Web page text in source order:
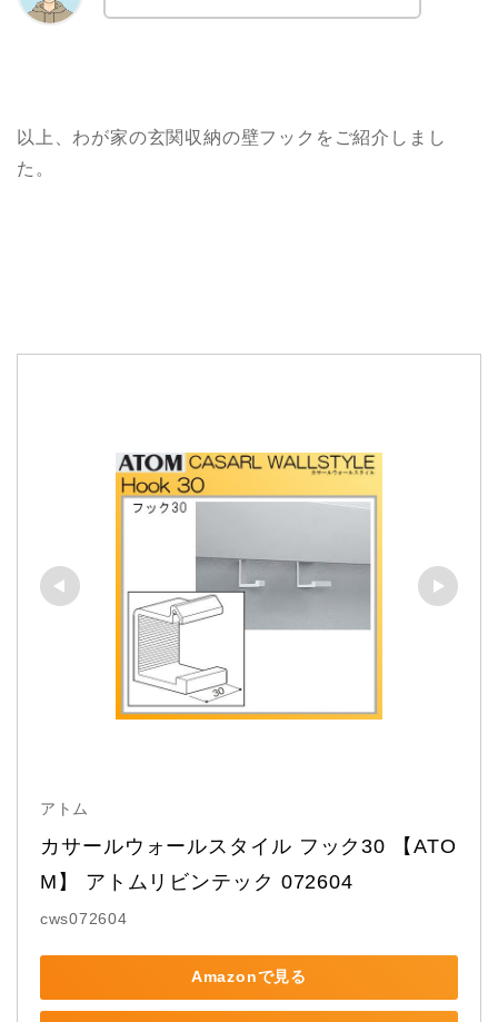
以上、わが家の玄関収納の壁フックをご紹介しまし
た。
アトム
カサールウォールスタイル フック30 【ATO
M】 アトムリビンテック 072604
cws072604
Amazonで見る